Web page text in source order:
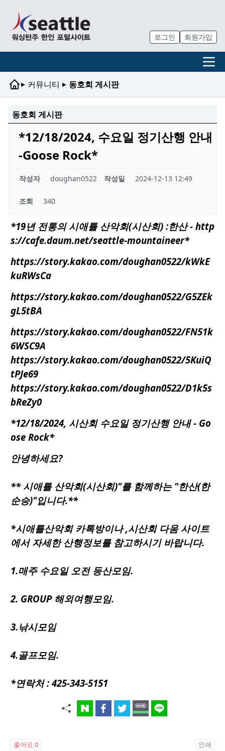
로그인 회원가입
▸ 커뮤니티 ▸ 동호회 게시판
동호회 게시판
*12/18/2024, 수요일 정기산행 안내
-Goose Rock*
작성자 doughan0522 작성일 2024-12-13 12:49
조회 340
*19년 전통의 시애틀산악회(시산회) :한산 - http
s://cafe.daum.net/seattle-mountaineer*
https://story.kakao.com/doughan0522/kWkE
kuRWsCa
https://story.kakao.com/doughan0522/G5ZEk
gL5tBA
https://story.kakao.com/doughan0522/FN51k
6WSC9A
https://story.kakao.com/doughan0522/5KuiQ
tPJe69
https://story.kakao.com/doughan0522/D1k5s
bReZy0
*12/18/2024, 시산회 수요일 정기산행 안내 - Go
ose Rock*
안녕하세요?
** 시애틀산악회(시산회)"를 함께하는 "한산(한
순승)"입니다.**
*시애틀산악회 카톡방이나 ,시산회 다움 사이트
에서 자세한 산행정보를 참고하시기 바랍니다.
1.매주 수요일 오전 등산모임.
2. GROUP 해외여행모임.
3.낚시모임
4.골프모임.
*연락처 : 425-343-5151
좋아요 0 인쇄